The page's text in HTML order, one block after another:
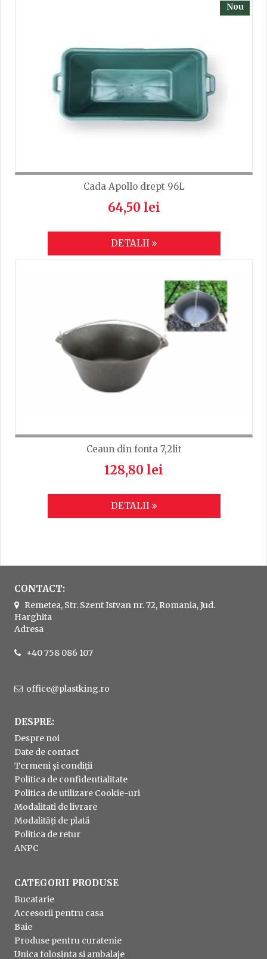
Nou
Cada Apollo drept 96L
64,50 lei
DETALII
Ceaun din fonta 7,2lit
128,80 lei
DETALII
CONTACT:
Remetea, Str. Szent Istvan nr. 72, Romania, Jud.
Harghita
Adresa
+40 758 086 107
office@plastking.ro
DESPRE:
Despre noi
Date de contact
Termeni și condiții
Politica de confidentialitate
Politica de utilizare Cookie-uri
Modalitati de livrare
Modalități de plată
Politica de retur
ANPC
CATEGORII PRODUSE
Bucatarie
Accesorii pentru casa
Baie
Produse pentru curatenie
Unica folosinta si ambalaje